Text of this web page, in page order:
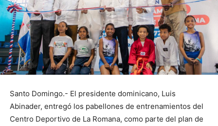
Santo Domingo.- El presidente dominicano, Luis
Abinader, entregó los pabellones de entrenamientos del
Centro Deportivo de La Romana, como parte del plan de